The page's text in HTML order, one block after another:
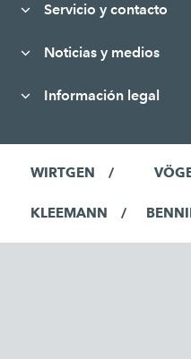
Servicio y contacto
Noticias y medios
Información legal
WIRTGEN
KLEEMANN